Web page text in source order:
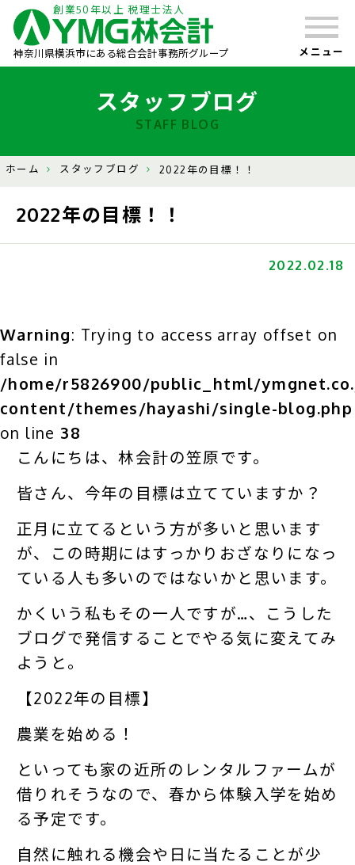
創業50年以上 税理士法人
神奈川県横浜市にある総合会計事務所グループ メニュー
スタッフブログ
STAFF BLOG
ホーム スタッフブログ 2022年の目標！！
2022年の目標！！
2022.02.18
Warning: Trying to access array offset on
false in
/home/r5826900/public_html/
content/themes/hayashi/single-blog.php
on line 38
こんにちは、林会計の笠原です。
皆さん、今年の目標は立てていますか？
正月に立てるという方が多いと思います
が、この時期にはすっかりおざなりになっ
ている人も多いのではないかと思います。
かくいう私もその一人ですが…、こうした
ブログで発信することでやる気に変えてみ
ようと。
【2022年の目標】
農業を始める！
といっても家の近所のレンタルファームが
借りれそうなので、春から体験入学を始め
る予定です。
自然に触れる機会や日に当たることが少